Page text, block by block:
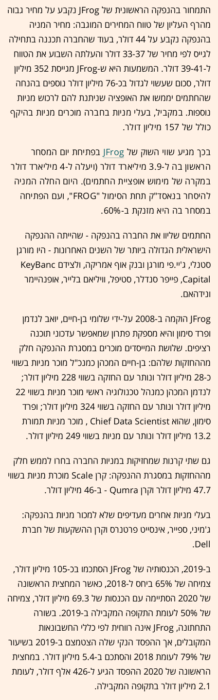
התמחור בהנפקה הראשונית של JFrog נקבע על מחיר גבוה
מהרף העליון של טווח המחירים המוגבה: מחיר המניה
בהנפקה נקבע על 44 דולר, בעוד שהחברה תכננה בתחילה
לגייס לפי מחיר של 33-37 דולר והעלתה השבוע את הטווח
ל-39-41 דולר. המשמעות היא ש-JFrog מגייסת 352 מיליון
דולר, סכום שעשוי לגדול בכ-76 מיליון דולר נוספים בהנחה
שהחתמים יממשו את האופציה שניתנת להם לרכוש מניות
נוספות. במקביל, בעלי מניות בחברה מוכרים מניות בהיקף
כולל של 157 מיליון דולר.
בכך מגיע שווי השוק של JFrog בפתיחת יום המסחר
הראשון בה ל-3.9 מיליארד דולר (ויעלה ל-4 מיליארד דולר
במקרה של מימוש אופציית החתמים). היום החלה המניה
להיסחר בנאסד"ק תחת הסימול "FROG", ועם הפתיחה
במסחר בה היא מזנקת ב-60%.
החתמים שליוו את החברה בהנפקה - שהייתה ההנפקה
הישראלית הגדולה ביותר של השנים האחרונות - היו מורגן
סטנלי, ג'יי.פי מורגן ובנק אוף אמריקה, ולצידם KeyBanc
Capital, פייפר סנדלר, סטיפל, וויליאם בלייר, אופנהיימר
ונידהאם.
JFrog הוקמה ב-2008 על-ידי שלומי בן-חיים, יואב לנדמן
ופרד סימון והיא מספקת פתרון שמאפשר עדכוני תוכנה
רציפים. שלושת המייסדים מוכרים במסגרת ההנפקה חלק
מההחזקות שלהם: בן-חיים המכהן כמנכ"ל מוכר מניות בשווי
כ-28 מיליון דולר ונותר עם החזקה בשווי 228 מיליון דולר;
לנדמן המכהן כמנהל טכנולוגיה ראשי מוכר מניות בשווי 22
מיליון דולר ונותר עם החזקה בשווי 324 מיליון דולר; ופרד
סימון, שהוא Chief Data Scientist , מוכר מניות תמורת
13.2 מיליון דולר ונותר עם מניות בשווי 249 מיליון דולר.
גם שתי קרנות שמחזיקות במניות החברה בחרו לממש חלק
מההחזקות במסגרת ההנפקה: קרן Scale מוכרת מניות בשווי
47.7 מיליון דולר וקרן Qumra - ב-46 מיליון דולר.
בעלי מניות אחרים מעדיפים שלא למכור מניות בהנפקה:
ג'מיני, ספייר, אינסייט פרטנרס וקרן ההשקעות של חברת
Dell.
ב-2019, הכנסותיה של JFrog הסתכמו בכ-105 מיליון דולר,
צמיחה של 65% ביחס ל-2018, כאשר המחצית הראשונה
של 2020 הסתיימה עם הכנסות של 69.3 מיליון דולר, צמיחה
של 50% לעומת התקופה המקבילה ב-2019. בשורה
התחתונה, JFrog אינה רווחית לפי כללי החשבונאות
המקובלים, אך ההפסד הנקי שלה הצטמצם ב-2019 בשיעור
של 79% לעומת 2018 והסתכם ב-5.4 מיליון דולר. במחצית
הראשונה של 2020 ההפסד הגיע ל-426 אלף דולר, לעומת
2.1 מיליון דולר בתקופה המקבילה.